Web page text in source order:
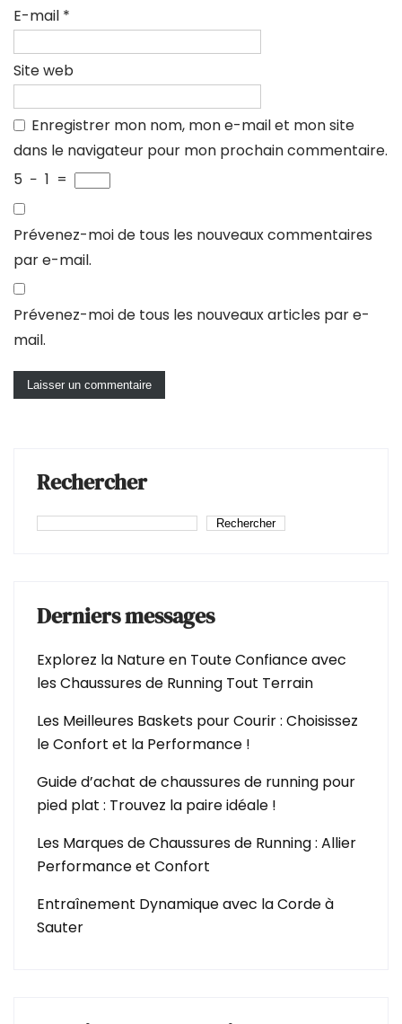
E-mail *
Site web
Enregistrer mon nom, mon e-mail et mon site
dans le navigateur pour mon prochain commentaire.
5 − 1 =
Prévenez-moi de tous les nouveaux commentaires
par e-mail.
Prévenez-moi de tous les nouveaux articles par e-
mail.
Rechercher
Rechercher
Derniers messages
Explorez la Nature en Toute Confiance avec
les Chaussures de Running Tout Terrain
Les Meilleures Baskets pour Courir : Choisissez
le Confort et la Performance !
Guide d’achat de chaussures de running pour
pied plat : Trouvez la paire idéale !
Les Marques de Chaussures de Running : Allier
Performance et Confort
Entraînement Dynamique avec la Corde à
Sauter